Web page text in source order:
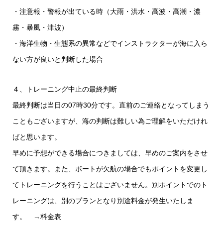
・注意報・警報が出ている時（大雨・洪水・高波・高潮・濃
霧・暴風・津波）
・海洋生物・生態系の異常などでインストラクターが海に入ら
ない方が良いと判断した場合
４、トレーニング中止の最終判断
最終判断は当日の07時30分です。直前のご連絡となってしまう
こともございますが、海の判断は難しい為ご理解をいただけれ
ばと思います。
早めに予想ができる場合につきましては、早めのご案内をさせ
て頂きます。また、ボートが欠航の場合でもポイントを変更し
てトレーニングを行うことはございません。別ポイントでのト
レーニングは、別のプランとなり別途料金が発生いたしま
す。 →料金表